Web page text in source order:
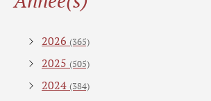
les
2026 (365)
2025 (505)
2024 (384)